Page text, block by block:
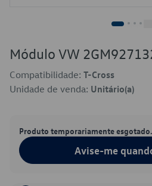
Módulo VW
Compatibilidade: T-Cross
Unidade de venda: Unitário(a)
Produto temporariamente esgotado.
Avise-me